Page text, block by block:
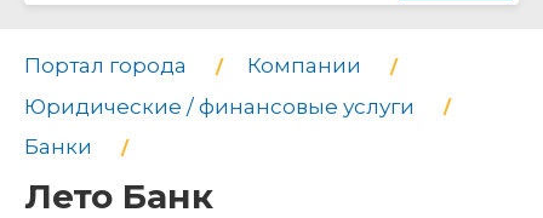
Портал города
Компании
Юридические / финансовые услуги
Банки
Лето Банк